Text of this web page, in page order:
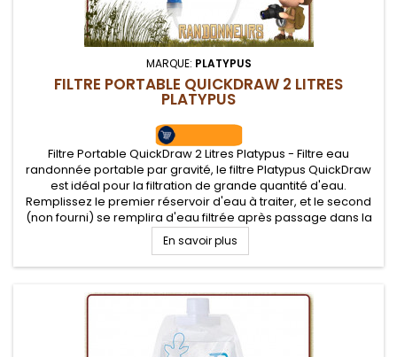
MARQUE: PLATYPUS
FILTRE PORTABLE QUICKDRAW 2 LITRES
PLATYPUS
Filtre Portable QuickDraw 2 Litres Platypus - Filtre eau
randonnée portable par gravité, le filtre Platypus QuickDraw
est idéal pour la filtration de grande quantité d'eau.
Remplissez le premier réservoir d'eau à traiter, et le second
(non fourni) se remplira d'eau filtrée après passage dans la
cartouche filtrante, près de 1.75 Litres par minute.
En savoir plus